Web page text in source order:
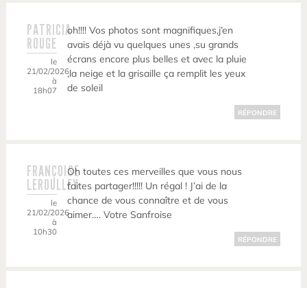
PATRICIA
ROUGE
le
21/02/2026
à
18h07
oh!!!! Vos photos sont magnifiques,j’en
avais déjà vu quelques unes ,su grands
écrans encore plus belles et avec la pluie
,la neige et la grisaille ça remplit les yeux
de soleil
RÉPONDRE
FRANÇOISE
LEROULLEY
le
21/02/2026
à
10h30
Oh toutes ces merveilles que vous nous
faites partager!!!!! Un régal ! J’ai de la
chance de vous connaître et de vous
aimer…. Votre Sanfroise
RÉPONDRE